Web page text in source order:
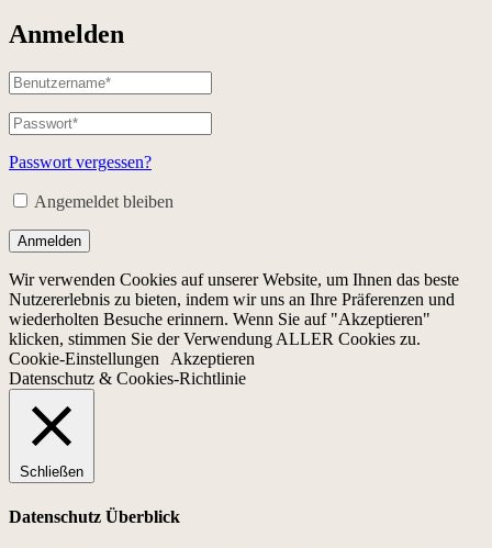
Anmelden
Passwort vergessen?
Angemeldet bleiben
Anmelden
Wir verwenden Cookies auf unserer Website, um Ihnen das beste
Nutzererlebnis zu bieten, indem wir uns an Ihre Präferenzen und
wiederholten Besuche erinnern. Wenn Sie auf "Akzeptieren"
klicken, stimmen Sie der Verwendung ALLER Cookies zu.
Cookie-Einstellungen
Akzeptieren
Datenschutz & Cookies-Richtlinie
Schließen
Datenschutz Überblick